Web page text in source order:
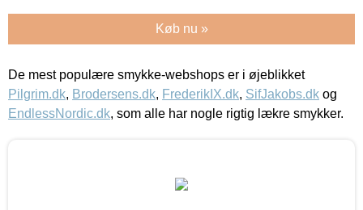
Køb nu »
De mest populære smykke-webshops er i øjeblikket
Pilgrim.dk, Brodersens.dk, FrederikIX.dk, SifJakobs.dk og
EndlessNordic.dk, som alle har nogle rigtig lækre smykker.